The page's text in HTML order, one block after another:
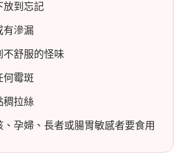
放到忘記
有滲漏
不舒服的怪味
何霉斑
稠拉絲
、孕婦、長者或腸胃敏感者要食用